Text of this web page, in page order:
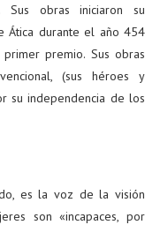
Sus obras iniciaron su
Ática durante el año 454
premio. Sus obras
(sus héroes y
su independencia de los
es la voz de la visión
son «incapaces, por